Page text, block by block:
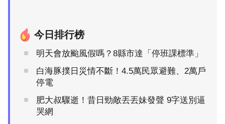
今日排行榜
明天會放颱風假嗎？8縣市達「停班課標準」
白海豚撲日災情不斷！4.5萬民眾避難、2萬戶
停電
肥大叔驟逝！昔日勁敵丟丟妹發聲 9字送別逼
哭網